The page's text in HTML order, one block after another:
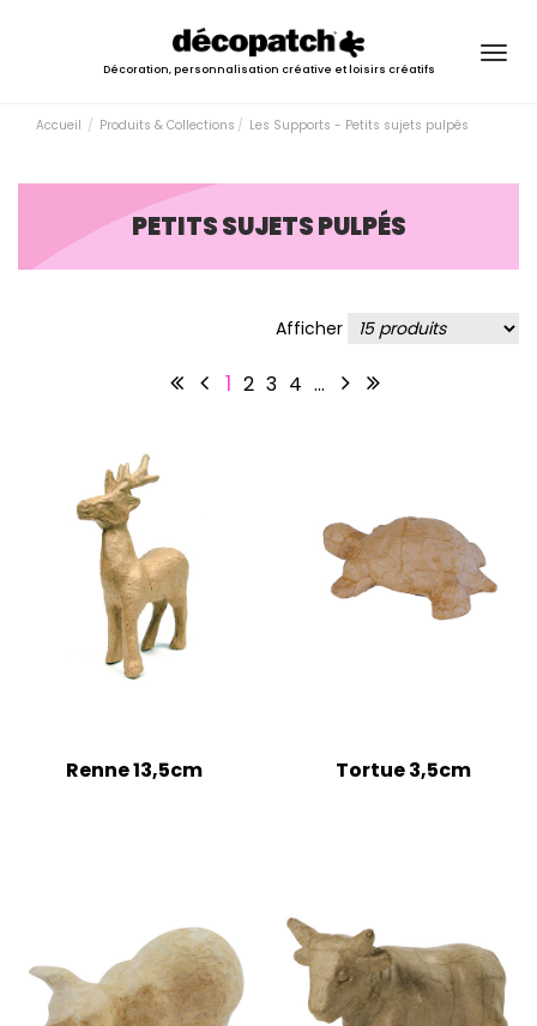
Décoration, personnalisation créative et loisirs créatifs
Accueil Produits & Collections Les Supports - Petits sujets pulpés
PETITS SUJETS PULPÉS
Afficher
1 2 3 4 …
Renne 13,5cm Tortue 3,5cm